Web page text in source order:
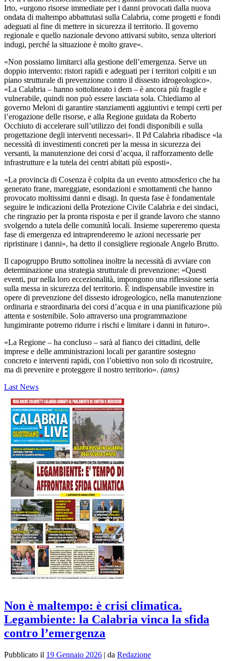
Irto, «urgono risorse immediate per i danni provocati dalla nuova
ondata di maltempo abbattutasi sulla Calabria, come progetti e fondi
adeguati al fine di mettere in sicurezza il territorio. Il governo
regionale e quello nazionale devono attivarsi subito, senza ulteriori
indugi, perché la situazione è molto grave».
«Non possiamo limitarci alla gestione dell’emergenza. Serve un
doppio intervento: ristori rapidi e adeguati per i territori colpiti e un
piano strutturale di prevenzione contro il dissesto idrogeologico».
«La Calabria – hanno sottolineato i dem – è ancora più fragile e
vulnerabile, quindi non può essere lasciata sola. Chiediamo al
governo Meloni di garantire stanziamenti aggiuntivi e tempi certi per
l’erogazione delle risorse, e alla Regione guidata da Roberto
Occhiuto di accelerare sull’utilizzo dei fondi disponibili e sulla
progettazione degli interventi necessari». Il Pd Calabria ribadisce «la
necessità di investimenti concreti per la messa in sicurezza dei
versanti, la manutenzione dei corsi d’acqua, il rafforzamento delle
infrastrutture e la tutela dei centri abitati più esposti».
«La provincia di Cosenza è colpita da un evento atmosferico che ha
generato frane, mareggiate, esondazioni e smottamenti che hanno
provocato moltissimi danni e disagi. In questa fase è fondamentale
seguire le indicazioni della Protezione Civile Calabria e dei sindaci,
che ringrazio per la pronta risposta e per il grande lavoro che stanno
svolgendo a tutela delle comunità locali. Insieme supereremo questa
fase di emergenza ed intraprenderemo le azioni necessarie per
ripristinare i danni», ha detto il consigliere regionale Angelo Brutto.
Il capogruppo Brutto sottolinea inoltre la necessità di avviare con
determinazione una strategia strutturale di prevenzione: «Questi
eventi, pur nella loro eccezionalità, impongono una riflessione seria
sulla messa in sicurezza del territorio. È indispensabile investire in
opere di prevenzione del dissesto idrogeologico, nella manutenzione
ordinaria e straordinaria dei corsi d’acqua e in una pianificazione più
attenta e sostenibile. Solo attraverso una programmazione
lungimirante potremo ridurre i rischi e limitare i danni in futuro».
«La Regione – ha concluso – sarà al fianco dei cittadini, delle
imprese e delle amministrazioni locali per garantire sostegno
concreto e interventi rapidi, con l’obiettivo non solo di ricostruire,
ma di prevenire e proteggere il nostro territorio». (ams)
Last News
Non è maltempo: è crisi climatica.
Legambiente: la Calabria vinca la sfida
contro l’emergenza
Pubblicato il 19 Gennaio 2026 | da Redazione